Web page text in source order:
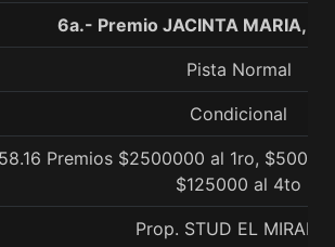
6a.- Premio JACINTA MARIA,
Pista Normal
Condicional
Premios $2500000 al 1ro,
$125000 al 4to
Prop. STUD EL